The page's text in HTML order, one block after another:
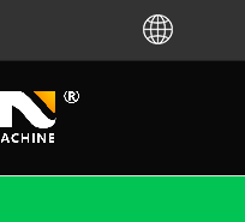
ယ်ယူသည်ဖြစ်စေ အရ